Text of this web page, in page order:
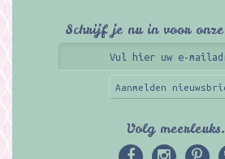
Schrijf je nu in voor
Aanmelden
Volg